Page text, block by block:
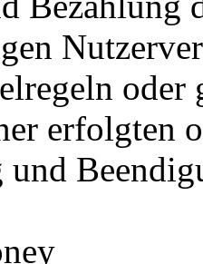
oder
erfolgten
und